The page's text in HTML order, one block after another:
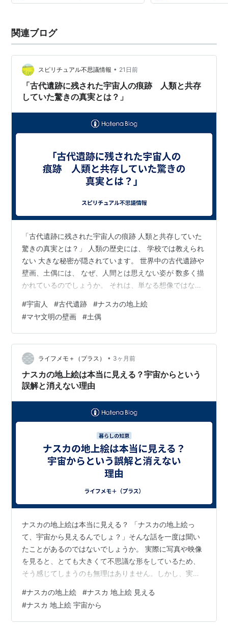
関連ブログ
スピリチュアル不思議情報 • 21日前
「古代遺跡に残された宇宙人の痕跡 人類と共存
していた驚きの真実とは？」
「古代遺跡に残された宇宙人の痕跡 人類と共存していた
驚きの真実とは？」 人類の歴史には、 学校では教えられ
ない 大きな秘密が隠されています。 世界中の古代遺跡や
壁画、土偶には、 なぜ、人間とは思えない姿が 数多く描
かれているのでしょうか。 それは、単なる想像ではな
今回は、宇宙人が、古代文明に残した役割と、 人類との
深い関係についてお話しします。 最後まで見ると、 古代
文明の見方が 大きく変わるかもしれません。 魂の設計図
「ゴッドシール」魂の設計図が暴かれる あなたの人生は
最初から決まっていた - YouTube 禁断の古文書竹内文書
が暴く…
#宇宙人 #古代遺跡 #ナスカの地上絵
#マヤ文明の壁画 #土偶
ライフメモ＋（プラス） • 3ヶ月前
ナスカの地上絵は本当に見える？宇宙からという
誤解と消えない理由
ナスカの地上絵は本当に見える？ 「ナスカの地上絵っ
て、宇宙から見えるんでしょ？」そんな話を一度は聞い
たことがあるのではないでしょうか。 実際に写真や映像
を見ると、とても大きくて不思議な形をしているため、
そう感じてしまうのも無理はありません。しかし、実際
本当のところです。 この記事では、ナスカの地上絵につ
いて「本当に見えるのか？」という疑問を中心に、なぜ
消えないのか、どうやって作られたのかといったポイン
#ナスカの地上絵 #ナスカ 地上絵 見える
#ナスカ 地上絵 宇宙から